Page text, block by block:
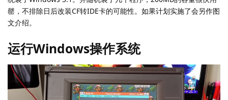
罄，不排除日后改装CF转IDE卡的可能性。如果计划实施了会另作图
文介绍。
运行Windows操作系统